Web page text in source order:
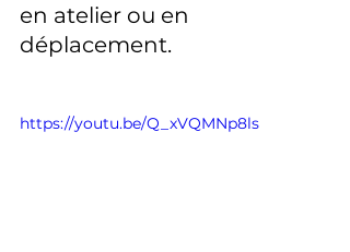
en atelier ou en
déplacement.
https://youtu.be/Q_xVQMNp8ls